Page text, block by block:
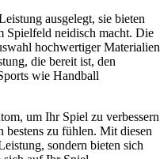
ausgelegt, sie bieten
Spielfeld neidisch macht. Die
hochwertiger Materialien
die bereit ist, den
wie Handball
um Ihr Spiel zu verbessern
zu fühlen. Mit diesen
sondern bieten sich